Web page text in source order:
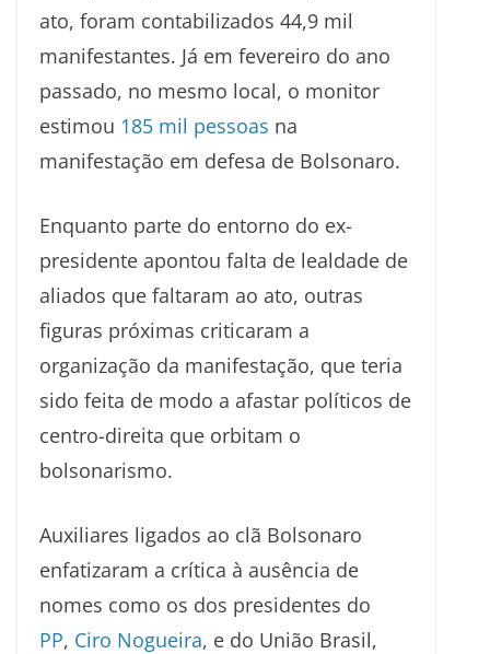
ato, foram contabilizados 44,9 mil
manifestantes. Já em fevereiro do ano
passado, no mesmo local, o monitor
estimou 185 mil pessoas na
manifestação em defesa de Bolsonaro.
Enquanto parte do entorno do ex-
presidente apontou falta de lealdade de
aliados que faltaram ao ato, outras
figuras próximas criticaram a
organização da manifestação, que teria
sido feita de modo a afastar políticos de
centro-direita que orbitam o
bolsonarismo.
Auxiliares ligados ao clã Bolsonaro
enfatizaram a crítica à ausência de
nomes como os dos presidentes do
PP, Ciro Nogueira, e do União Brasil,